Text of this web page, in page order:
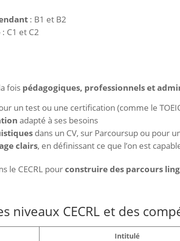
: B1 et B2
: C1 et C2
fois pédagogiques, professionnels et
un test ou une certification (comme le
adapté à ses besoins
dans un CV, sur Parcoursup ou pour
clairs, en définissant ce que l’on est
le CECRL pourconstruire des parcours
niveaux CECRL et des
Intitulé